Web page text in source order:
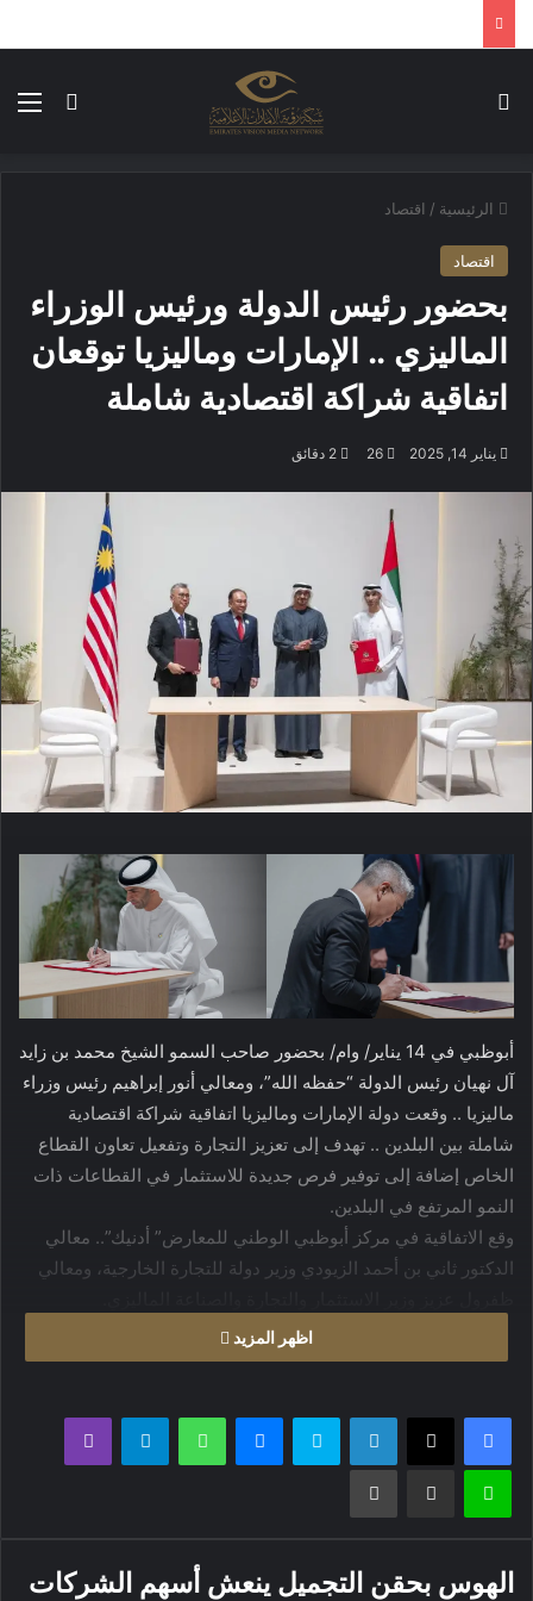
الوضع
الرئيسية / اقتصاد
اقتصاد
بحضور رئيس الدولة ورئيس الوزراء
الماليزي .. الإمارات وماليزيا توقعان
اتفاقية شراكة اقتصادية شاملة
يناير 14, 2025 26
أبوظبي في 14 يناير/ وام/ بحضور صاحب السمو الشيخ محمد بن زايد
آل نهيان رئيس الدولة “حفظه الله”، ومعالي أنور إبراهيم رئيس وزراء
ماليزيا .. وقعت دولة الإمارات وماليزيا اتفاقية شراكة اقتصادية
شاملة بين البلدين .. تهدف إلى تعزيز التجارة وتفعيل تعاون القطاع
الخاص إضافة إلى توفير فرص جديدة للاستثمار في القطاعات ذات
النمو المرتفع في البلدين.
وقع الاتفاقية في مركز أبوظبي الوطني للمعارض” أدنيك”.. معالي
الدكتور ثاني بن أحمد الزيودي وزير دولة للتجارة الخارجية، ومعالي
وأكد صاحب السمو الشيخ محمد بن زايد آل نهيان، بهذه المناسبة،
أهمية الاتفاقية في تعزيز اقتصاد البلدين، مشيرا إلى أنها تتوج العلاقة
وقال سموه إن ماليزيا باقتصادها سريع النمو وسياساتها الداعمة
للتجارة تعد شريكاً حيوياً في جنوب شرق آسيا.. فيما تهدف الاتفاقية
إلى تعميق تعاوننا في القطاعات الرئيسية وتعزيز سلاسل التوريد
كلا البلدين.
اظهر المزيد
فيسبوك X لينكدإن سكايب ماسنجر واتساب تيلقرام ڤايبر
لاين مشاركة عبر البريد طباعة
الهوس بحقن التجميل ينعش أسهم الشركات